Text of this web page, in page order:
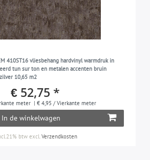
410ST16 vliesbehang hardvinyl warmdruk in
tun sur ton en metalen accenten bruin
10,65 m2
€ 52,75 *
meter | € 4,95 / Vierkante meter
In de winkelwagen
btw excl. Verzendkosten